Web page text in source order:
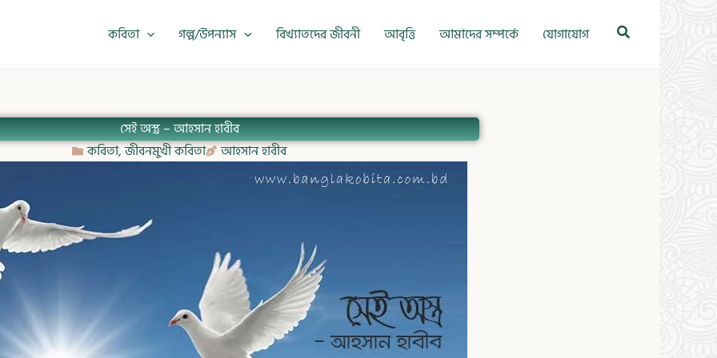
কবিতা গল্প/উপন্যাস বিখ্যাতদের জীবনী আবৃত্তি আমাদের সম্পর্কে যোগাযোগ Search
সেই অস্ত্র – আহসান হাবীব
কবিতা,জীবনমুখী কবিতা আহসান হাবীব